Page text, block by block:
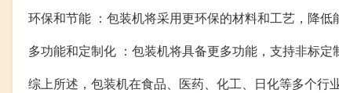
环保和节能 ：包装机将采用更环保的材料和工艺，降低
多功能和定制化 ：包装机将具备更多功能，支持非标定
综上所述，包装机在食品、医药、化工、日化等多个